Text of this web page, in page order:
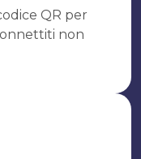
QR per
non